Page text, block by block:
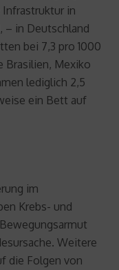
in
– in Deutschland
bei 7,3 pro 1000
Brasilien, Mexiko
lediglich 2,5
ein Bett auf
im
Krebs- und
Weitere
die Folgen von